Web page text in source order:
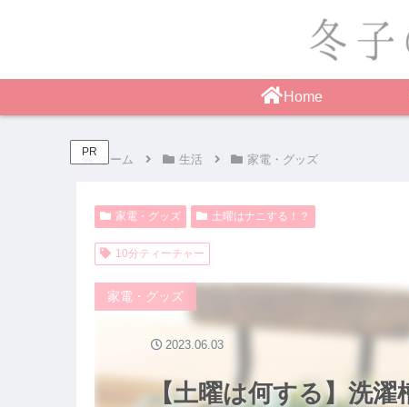
Home
PR
ホーム 生活 家電・グッズ
家電・グッズ 土曜はナニする！？
10分ティーチャー
【土曜は何する】洗
家電・グッズ
2023.06.03